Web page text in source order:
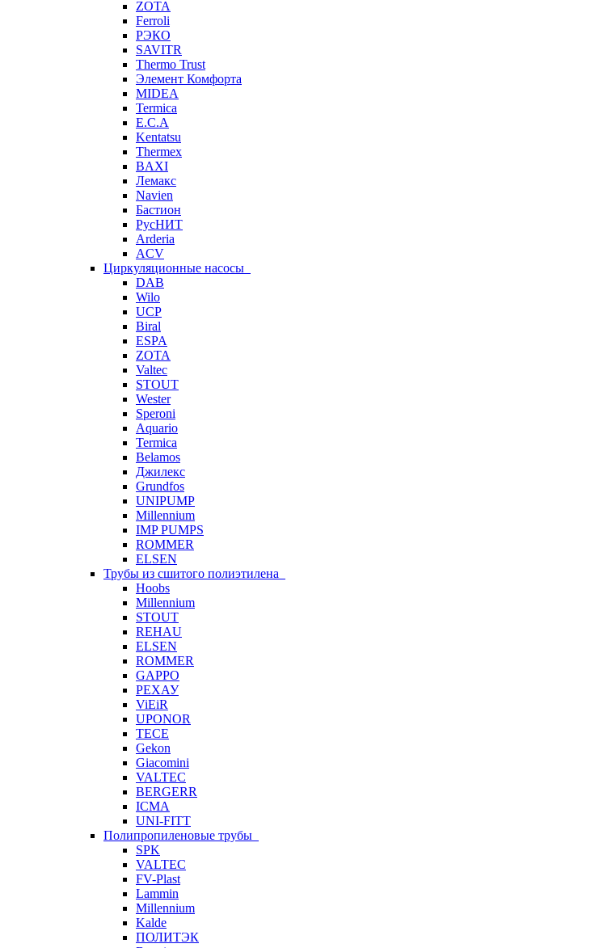
ZOTA
Ferroli
РЭКО
SAVITR
Thermo Trust
Элемент Комфорта
MIDEA
Termica
E.C.A
Kentatsu
Thermex
BAXI
Лемакс
Navien
Бастион
РусНИТ
Arderia
ACV
Циркуляционные насосы
DAB
Wilo
UCP
Biral
ESPA
ZOTA
Valtec
STOUT
Wester
Speroni
Aquario
Termica
Belamos
Джилекс
Grundfos
UNIPUMP
Millennium
IMP PUMPS
ROMMER
ELSEN
Трубы из сшитого полиэтилена
Hoobs
Millennium
STOUT
REHAU
ELSEN
ROMMER
GAPPO
РЕХАУ
ViEiR
UPONOR
TECE
Gekon
Giacomini
VALTEC
BERGERR
ICMA
UNI-FITT
Полипропиленовые трубы
SPK
VALTEC
FV-Plast
Lammin
Millennium
Kalde
ПОЛИТЭК